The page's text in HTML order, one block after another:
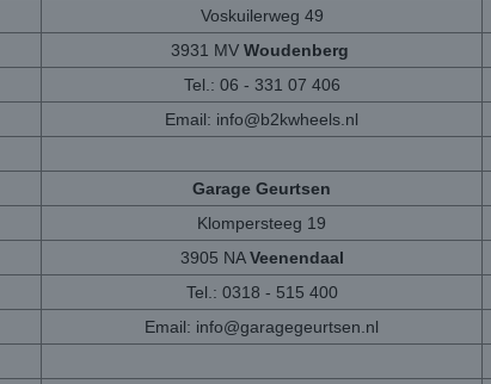
Voskuilerweg 49
3931 MV Woudenberg
Tel.: 06 - 331 07 406
Email: info@b2kwheels.nl
Garage Geurtsen
Klompersteeg 19
3905 NAVeenendaal
Tel.: 0318 - 515 400
Email: info@garagegeurtsen.nl